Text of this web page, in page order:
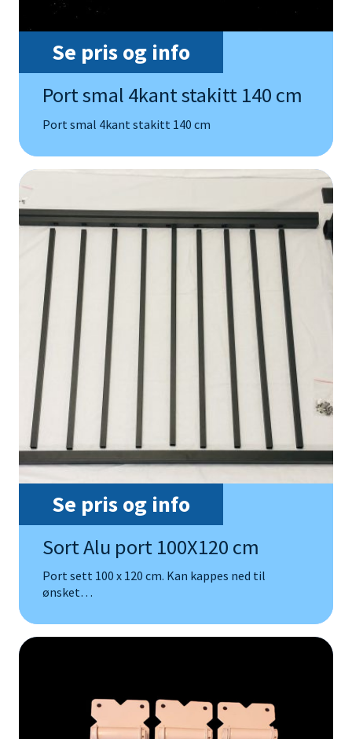
Se pris og info
Port smal 4kant stakitt 140 cm
Port smal 4kant stakitt 140 cm
Se pris og info
Sort Alu port 100X120 cm
Port sett 100 x 120 cm. Kan kappes ned til
ønsket…